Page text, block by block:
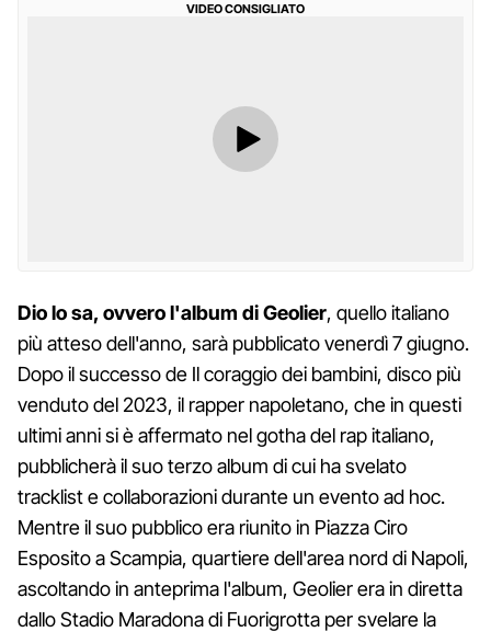
VIDEO CONSIGLIATO
Dio lo sa, ovvero l'album di Geolier, quello italiano
più atteso dell'anno, sarà pubblicato venerdì 7 giugno.
Dopo il successo de Il coraggio dei bambini, disco più
venduto del 2023, il rapper napoletano, che in questi
ultimi anni si è affermato nel gotha del rap italiano,
pubblicherà il suo terzo album di cui ha svelato
tracklist e collaborazioni durante un evento ad hoc.
Mentre il suo pubblico era riunito in Piazza Ciro
Esposito a Scampia, quartiere dell'area nord di Napoli,
ascoltando in anteprima l'album, Geolier era in diretta
dallo Stadio Maradona di Fuorigrotta per svelare la